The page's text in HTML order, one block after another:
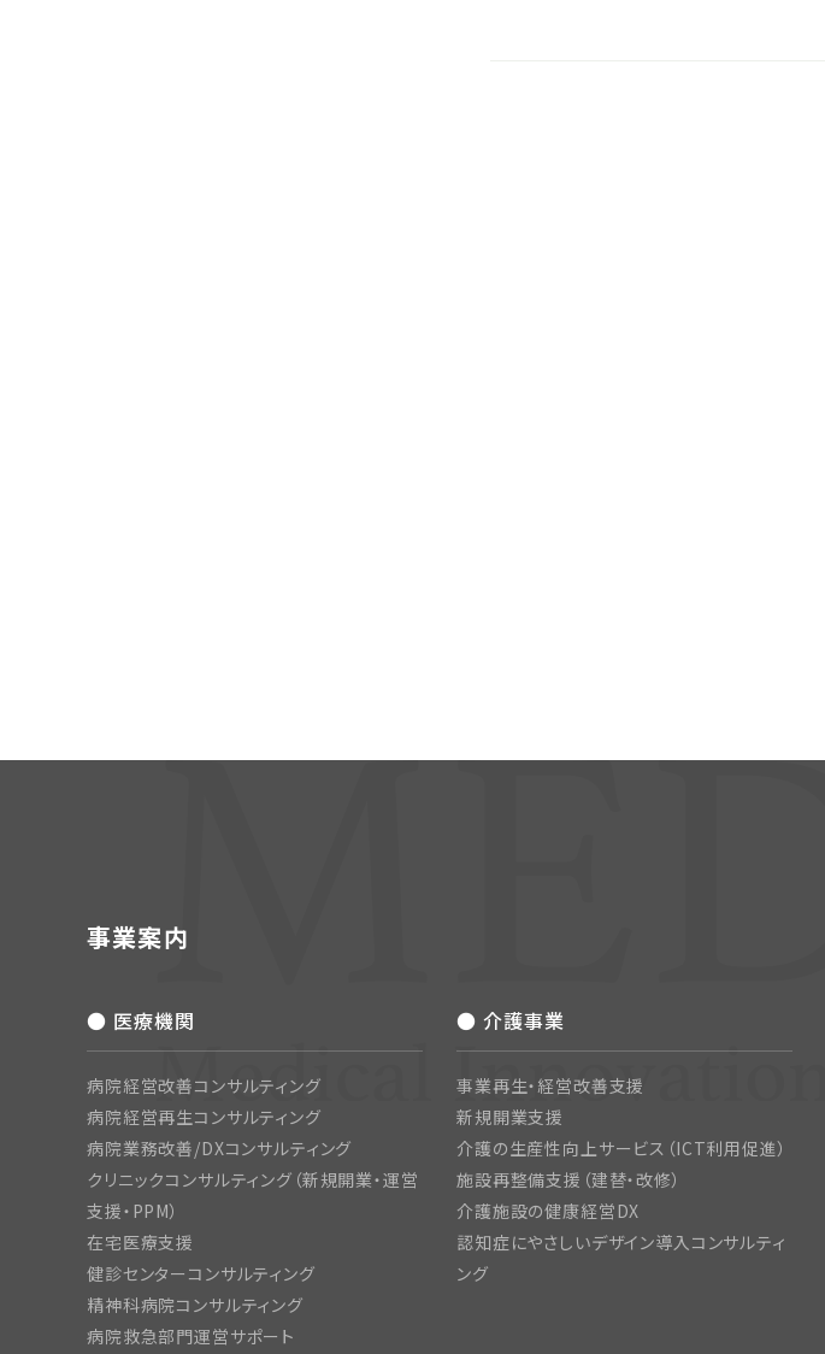
事業案内
● 医療機関
病院経営改善コンサルティング
病院経営再生コンサルティング
病院業務改善/DXコンサルティング
クリニックコンサルティング（新規開業・運営
支援・PPM）
在宅医療支援
健診センターコンサルティング
精神科病院コンサルティング
病院救急部門運営サポート
● 介護事業
事業再生・経営改善支援
新規開業支援
介護の生産性向上サービス（ICT利用促進）
施設再整備支援（建替・改修）
介護施設の健康経営DX
認知症にやさしいデザイン導入コンサルティ
ング